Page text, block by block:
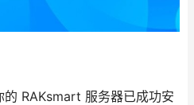
RAKsmart 服务器已成功安